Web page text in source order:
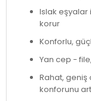
Islak eşyalar
korur
Konforlu,
Yan cep -
Rahat, geniş
konforunu